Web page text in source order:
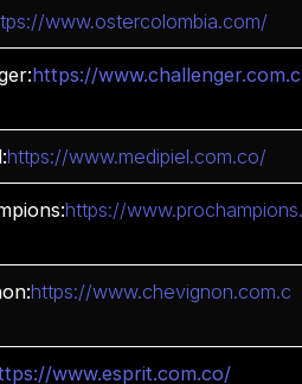
www.ostercolombia.com/
https://www.challenger.com.c
https://www.medipiel.com.co/
https://
https://www.chevignon.com.c
www.esprit.com.co/